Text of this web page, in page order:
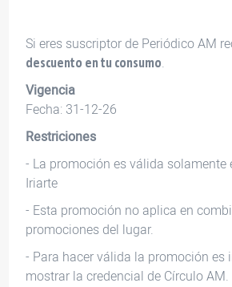
Si eres suscriptor de Periódico AM
descuento en tu consumo.
Vigencia
Fecha: 31-12-26
Restriciones
- La promoción es válida solamente
Iriarte
- Esta promoción no aplica en
promociones del lugar.
- Para hacer válida la promoción es
mostrar la credencial de Círculo AM.